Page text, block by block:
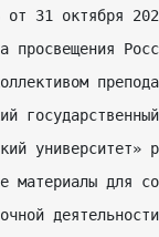
от 31 октября
просвещения
университет»
материалы для